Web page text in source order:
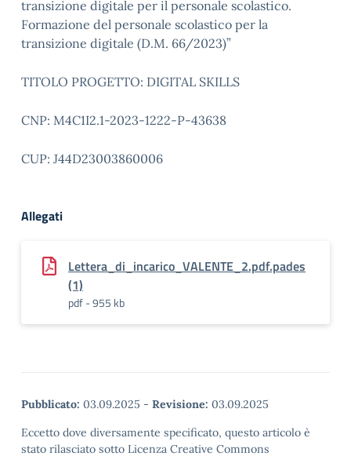
transizione digitale per il personale scolastico.
Formazione del personale scolastico per la
transizione digitale (D.M. 66/2023)”
TITOLO PROGETTO: DIGITAL SKILLS
CNP: M4C1I2.1-2023-1222-P-43638
CUP: J44D23003860006
Allegati
Lettera_di_incarico_VALENTE_2.pdf.pades
(1)
pdf - 955 kb
Pubblicato: 03.09.2025 - Revisione: 03.09.2025
Eccetto dove diversamente specificato, questo articolo è
stato rilasciato sotto Licenza Creative Commons